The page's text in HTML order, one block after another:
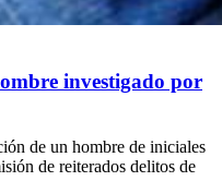
investigado por
de un hombre de iniciales
de reiterados delitos de